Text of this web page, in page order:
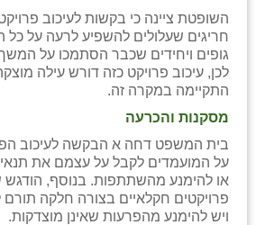
השופטת ציינה כי בקשות לעיכוב
חריגים שעלולים להשפיע לרעה על כל
גופים ויחידים שכבר הסתמכו על
לכן, עיכוב פרויקט כזה דורש עילה
התקיימה במקרה זה.
מסקנות והכרעה
בית המשפט דחה א הבקשה לעיכוב
על המועמדים לקבל על עצמם את תנאי
או להימנע מהשתתפות. בנוסף, הודגש
פרויקטים חקלאיים בצורה חלקה תורם
ויש להימנע מהפרעות שאינן מוצדקות.
נהריה (אג״ש)
ניר צבי
עין חצבה
עין תמר
עמרים
קורנית